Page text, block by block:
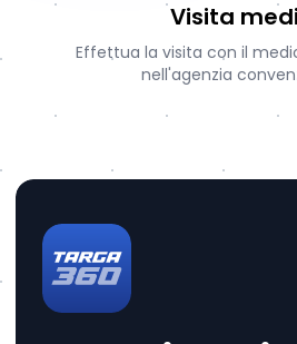
Visita
Effettua la visita con il
nell'agenzia